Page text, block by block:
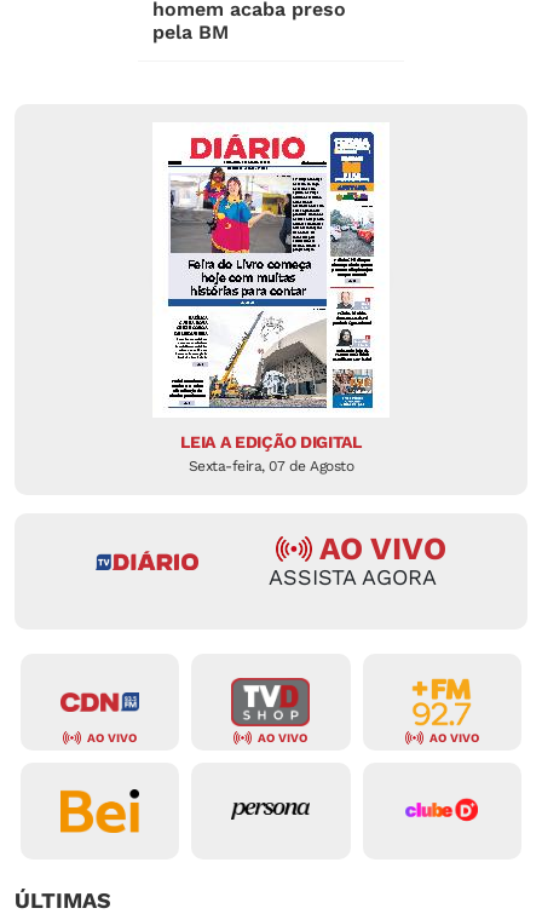
homem acaba preso
pela BM
LEIA A EDIÇÃO DIGITAL
Sexta-feira, 07 de Agosto
AO VIVO
ASSISTA AGORA
AO VIVO AO VIVO AO VIVO
ÚLTIMAS